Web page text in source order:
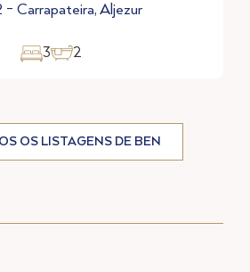
- Monte Canelas, Portimão
OS LISTAGENS DE BEN